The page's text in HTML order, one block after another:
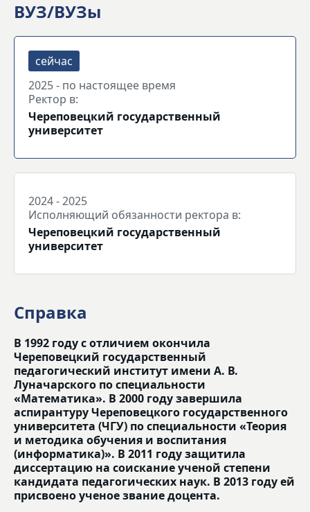
ВУЗ/ВУЗы
2025 - по настоящее время
Ректор в:
Череповецкий государственный
университет
2024 - 2025
Исполняющий обязанности ректора в:
Череповецкий государственный
университет
Справка
В 1992 году с отличием окончила
Череповецкий государственный
педагогический институт имени А. В.
Луначарского по специальности
«Математика». В 2000 году завершила
аспирантуру Череповецкого государственного
университета (ЧГУ) по специальности «Теория
и методика обучения и воспитания
(информатика)». В 2011 году защитила
диссертацию на соискание ученой степени
кандидата педагогических наук. В 2013 году ей
присвоено ученое звание доцента.